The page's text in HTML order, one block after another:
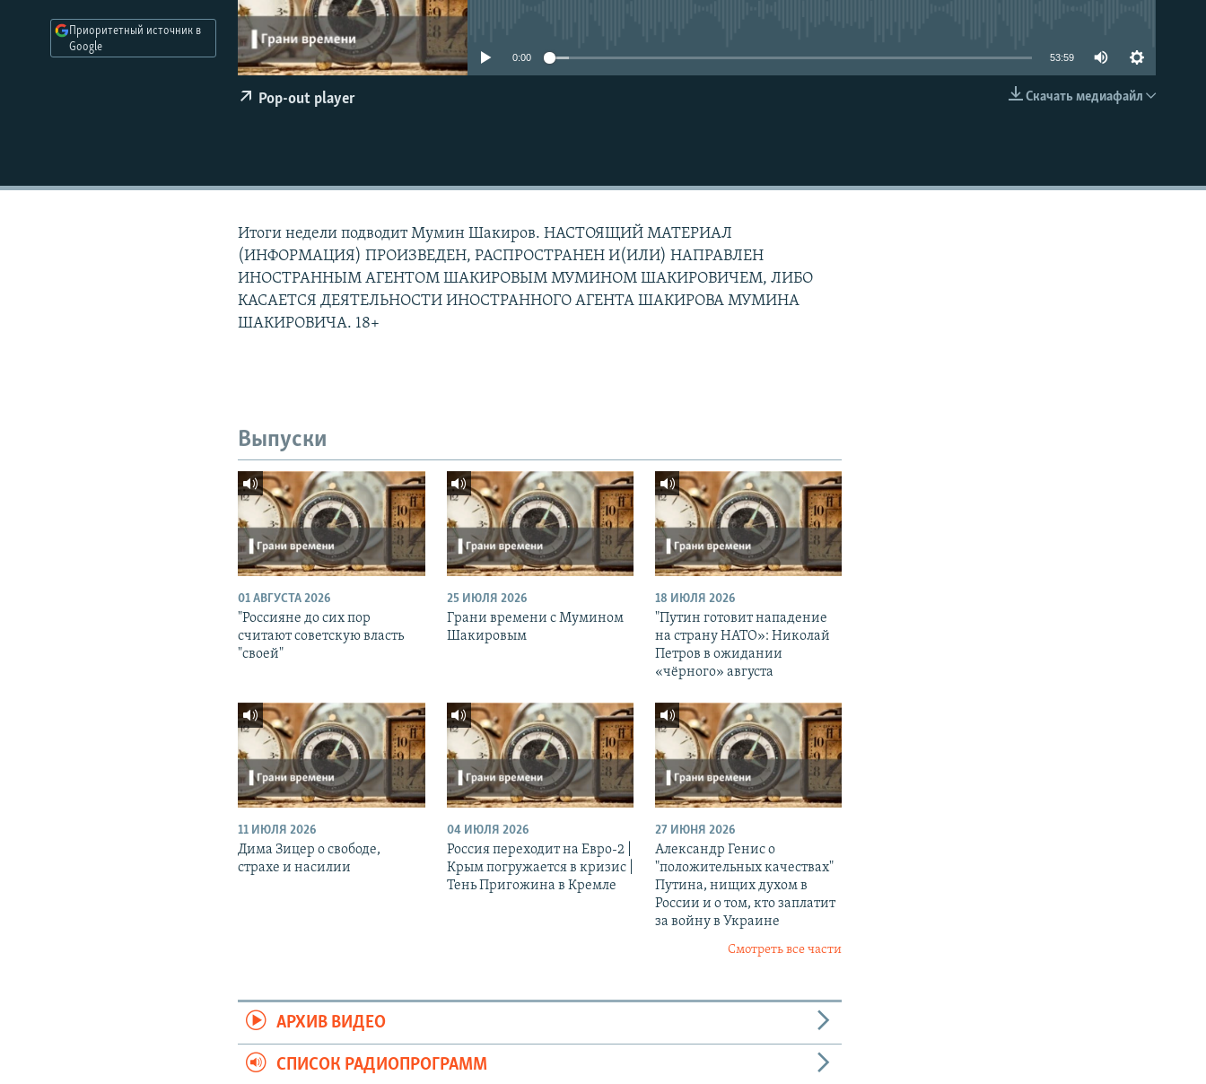
ПОДПИШИТЕСЬ НА РАССЫЛКУ
EMBED
0:00 53:59
Скачать медиафайл
Pop-out player
Приоритетный источник в
Google
Итоги недели подводит Мумин Шакиров. НАСТОЯЩИЙ МАТЕРИАЛ
(ИНФОРМАЦИЯ) ПРОИЗВЕДЕН, РАСПРОСТРАНЕН И(ИЛИ) НАПРАВЛЕН
ИНОСТРАННЫМ АГЕНТОМ ШАКИРОВЫМ МУМИНОМ ШАКИРОВИЧЕМ, ЛИБО
КАСАЕТСЯ ДЕЯТЕЛЬНОСТИ ИНОСТРАННОГО АГЕНТА ШАКИРОВА МУМИНА
ШАКИРОВИЧА. 18+
Выпуски
01 АВГУСТА 2026
"Россияне до сих пор
считают советскую власть
"своей"
25 ИЮЛЯ 2026
Грани времени с Мумином
Шакировым
18 ИЮЛЯ 2026
"Путин готовит нападение
на страну НАТО»: Николай
Петров в ожидании
«чёрного» августа
11 ИЮЛЯ 2026
Дима Зицер о свободе,
страхе и насилии
04 ИЮЛЯ 2026
Россия переходит на Евро-2 |
Крым погружается в кризис |
Тень Пригожина в Кремле
27 ИЮНЯ 2026
Александр Генис о
"положительных качествах"
Путина, нищих духом в
России и о том, кто заплатит
за войну в Украине
Смотреть все части
АРХИВ ВИДЕО
СПИСОК РАДИОПРОГРАММ